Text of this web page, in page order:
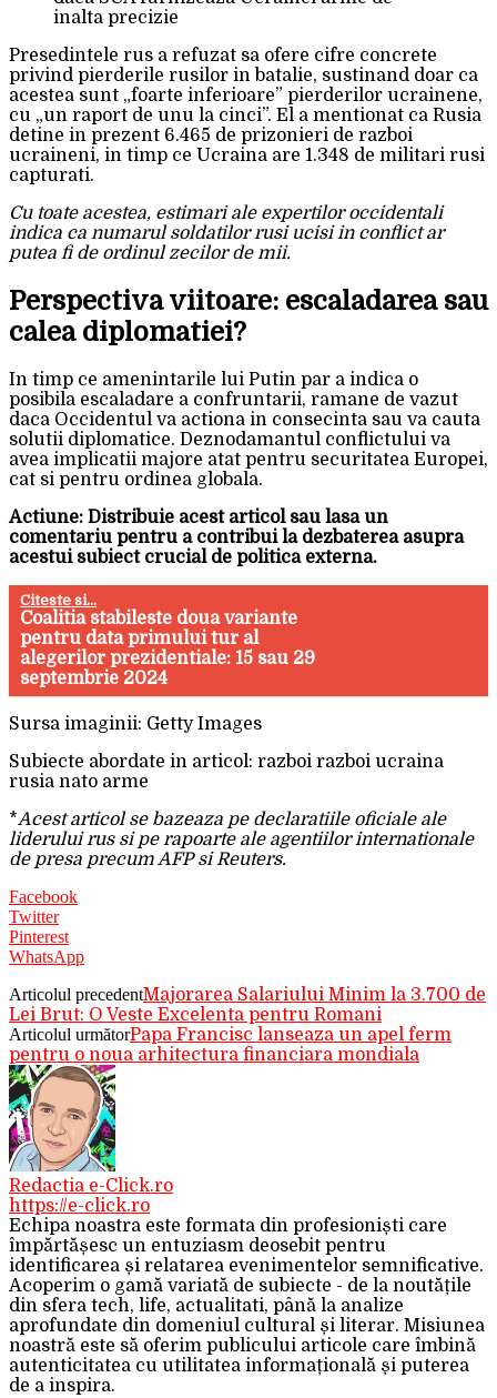
inalta precizie
Presedintele rus a refuzat sa ofere cifre concrete
privind pierderile rusilor in batalie, sustinand doar ca
acestea sunt „foarte inferioare” pierderilor ucrainene,
cu „un raport de unu la cinci”. El a mentionat ca Rusia
detine in prezent 6.465 de prizonieri de razboi
ucraineni, in timp ce Ucraina are 1.348 de militari rusi
capturati.
Cu toate acestea, estimari ale expertilor occidentali
indica ca numarul soldatilor rusi ucisi in conflict ar
putea fi de ordinul zecilor de mii.
Perspectiva viitoare: escaladarea sau
calea diplomatiei?
In timp ce amenintarile lui Putin par a indica o
posibila escaladare a confruntarii, ramane de vazut
daca Occidentul va actiona in consecinta sau va cauta
solutii diplomatice. Deznodamantul conflictului va
avea implicatii majore atat pentru securitatea Europei,
cat si pentru ordinea globala.
Actiune: Distribuie acest articol sau lasa un
comentariu pentru a contribui la dezbaterea asupra
acestui subiect crucial de politica externa.
Citeste si...
Coalitia stabileste doua variante
pentru data primului tur al
alegerilor prezidentiale: 15 sau 29
septembrie 2024
Sursa imaginii: Getty Images
Subiecte abordate in articol: razboi razboi ucraina
rusia nato arme
*Acest articol se bazeaza pe declaratiile oficiale ale
liderului rus si pe rapoarte ale agentiilor internationale
de presa precum AFP si Reuters.
Facebook
Twitter
Pinterest
WhatsApp
Articolul precedentMajorarea Salariului Minim la 3.700 de
Lei Brut: O Veste Excelenta pentru Romani
Articolul următorPapa Francisc lanseaza un apel ferm
pentru o noua arhitectura financiara mondiala
Redactia e-Click.ro
https://e-click.ro
Echipa noastra este formata din profesioniști care
împărtășesc un entuziasm deosebit pentru
identificarea și relatarea evenimentelor semnificative.
Acoperim o gamă variată de subiecte - de la noutățile
din sfera tech, life, actualitati, până la analize
aprofundate din domeniul cultural și literar. Misiunea
noastră este să oferim publicului articole care îmbină
autenticitatea cu utilitatea informațională și puterea
de a inspira.